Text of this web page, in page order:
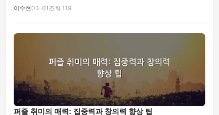
이수현03-01 조회 119
퍼즐 취미의 매력: 집중력과 창의력 향상 팁